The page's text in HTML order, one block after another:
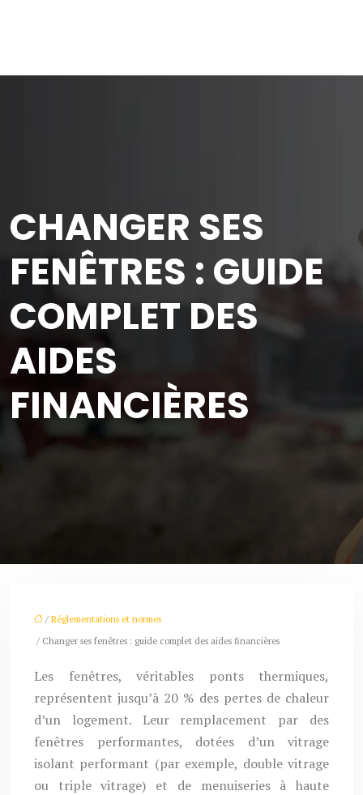
CHANGER SES
FENÊTRES : GUIDE
COMPLET DES
AIDES
FINANCIÈRES
/ Réglementations et normes
/ Changer ses fenêtres : guide complet des aides financières
Les fenêtres, véritables ponts thermiques,
représentent jusqu’à 20 % des pertes de chaleur
d’un logement. Leur remplacement par des
fenêtres performantes, dotées d’un vitrage
isolant performant (par exemple, double vitrage
ou triple vitrage) et de menuiseries à haute